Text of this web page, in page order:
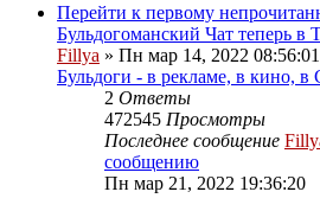
Перейти к первому
Бульдогоманский Чат теперь в
Fillya » Пн мар 14, 2022
Бульдоги - в рекламе, в кино,
2 Ответы
472545 Просмотры
Последнее сообщение
сообщению
Пн мар 21, 2022 19:36:20